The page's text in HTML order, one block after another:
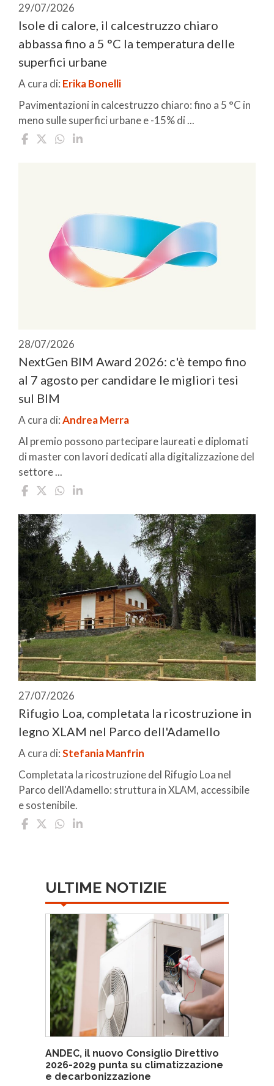
29/07/2026
Isole di calore, il calcestruzzo chiaro
abbassa fino a 5 °C la temperatura delle
superfici urbane
A cura di: Erika Bonelli
Pavimentazioni in calcestruzzo chiaro: fino a 5 °C in
meno sulle superfici urbane e -15% di ...
28/07/2026
NextGen BIM Award 2026: c'è tempo fino
al 7 agosto per candidare le migliori tesi
sul BIM
A cura di:Andrea Merra
Al premio possono partecipare laureati e diplomati
di master con lavori dedicati alla digitalizzazione del
settore ...
27/07/2026
Rifugio Loa, completata la ricostruzione in
legno XLAM nel Parco dell'Adamello
A cura di:Stefania Manfrin
Completata la ricostruzione del Rifugio Loa nel
Parco dell'Adamello: struttura in XLAM, accessibile
e sostenibile.
ULTIME NOTIZIE
ANDEC, il nuovo Consiglio Direttivo
2026-2029 punta su climatizzazione
e decarbonizzazione